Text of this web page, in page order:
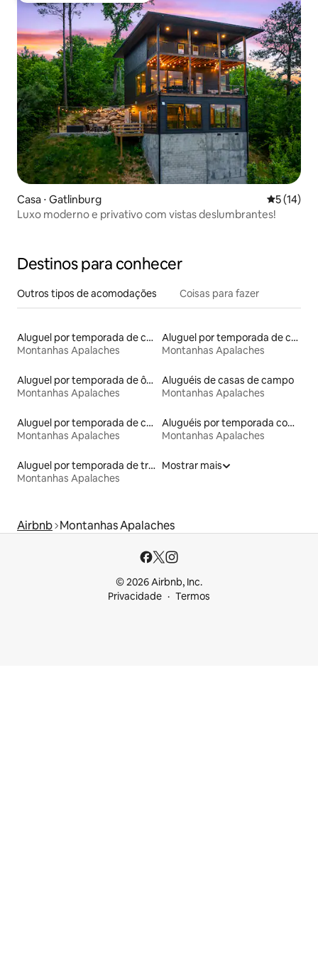
Casa ⋅ Gatlinburg 5 de uma
5 (14)
Luxo moderno e privativo com vistas deslumbrantes!
Destinos para conhecer
Outros tipos de acomodações Coisas para fazer
Aluguel por temporada de casas arredondadas
Montanhas Apalaches
Aluguel por temporada de casas na árvore
Montanhas Apalaches
Aluguel por temporada de ônibus
Montanhas Apalaches
Aluguéis de casas de campo
Montanhas Apalaches
Aluguel por temporada de casas de hóspedes
Montanhas Apalaches
Aluguéis por temporada com acesso ao lago
Montanhas Apalaches
Aluguel por temporada de trens
Montanhas Apalaches
Mostrar mais
Airbnb Montanhas Apalaches
© 2026 Airbnb, Inc.
Privacidade
Termos